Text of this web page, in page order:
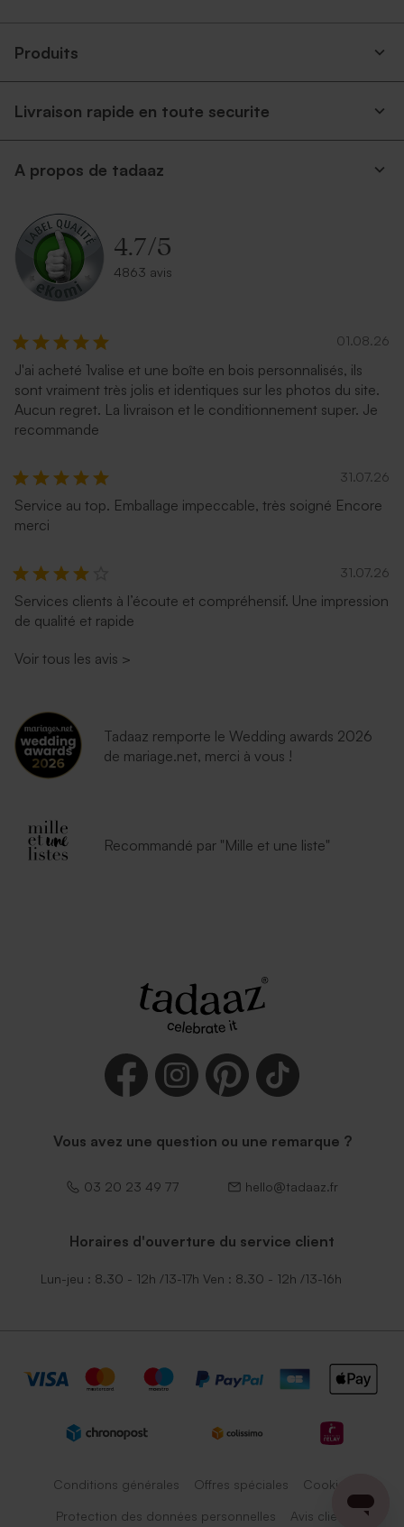
Produits
Livraison rapide en toute securite
A propos de tadaaz
4.7/5
4863 avis
01.08.26
J'ai acheté 1valise et une boîte en bois personnalisés, ils
sont vraiment très jolis et identiques sur les photos du site.
Aucun regret. La livraison et le conditionnement super. Je
recommande
31.07.26
Service au top. Emballage impeccable, très soigné Encore
merci
31.07.26
Services clients à l’écoute et compréhensif. Une impression
de qualité et rapide
Voir tous les avis >
Tadaaz remporte le Wedding awards 2026
de mariage.net, merci à vous !
Recommandé par "Mille et une liste"
Vous avez une question ou une remarque ?
03 20 23 49 77 hello@tadaaz.fr
Horaires d'ouverture du service client
Lun-jeu : 8.30 - 12h /13-17h Ven : 8.30 - 12h /13-16h
Conditions générales Offres spéciales Cookies
Protection des données personnelles Avis client